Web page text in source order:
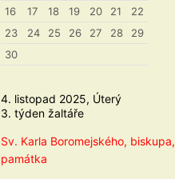
16
17 18 19 20 21
22
23
24 25 26 27 28
29
30
4. listopad 2025, Úterý
3. týden žaltáře
Sv. Karla Boromejského, biskupa,
památka